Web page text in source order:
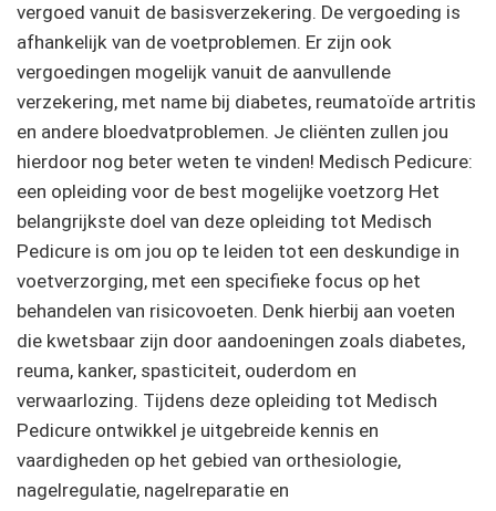
vergoed vanuit de basisverzekering. De vergoeding is
afhankelijk van de voetproblemen. Er zijn ook
vergoedingen mogelijk vanuit de aanvullende
verzekering, met name bij diabetes, reumatoïde artritis
en andere bloedvatproblemen. Je cliënten zullen jou
hierdoor nog beter weten te vinden! Medisch Pedicure:
een opleiding voor de best mogelijke voetzorg Het
belangrijkste doel van deze opleiding tot Medisch
Pedicure is om jou op te leiden tot een deskundige in
voetverzorging, met een specifieke focus op het
behandelen van risicovoeten. Denk hierbij aan voeten
die kwetsbaar zijn door aandoeningen zoals diabetes,
reuma, kanker, spasticiteit, ouderdom en
verwaarlozing. Tijdens deze opleiding tot Medisch
Pedicure ontwikkel je uitgebreide kennis en
vaardigheden op het gebied van orthesiologie,
nagelregulatie, nagelreparatie en